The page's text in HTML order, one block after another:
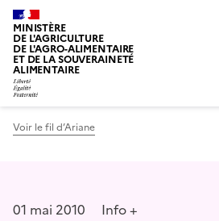
MINISTÈRE
DE L'AGRICULTURE
DE L'AGRO-ALIMENTAIRE
ET DE LA SOUVERAINETÉ
ALIMENTAIRE
Voir le fil d’Ariane
01 mai 2010 Info +